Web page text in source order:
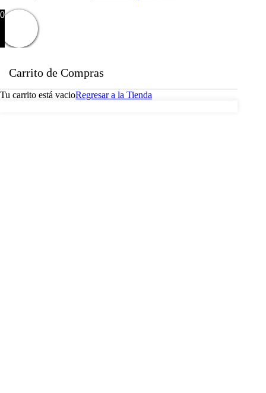
0
Carrito de Compras
Tu carrito está vacioRegresar a la Tienda